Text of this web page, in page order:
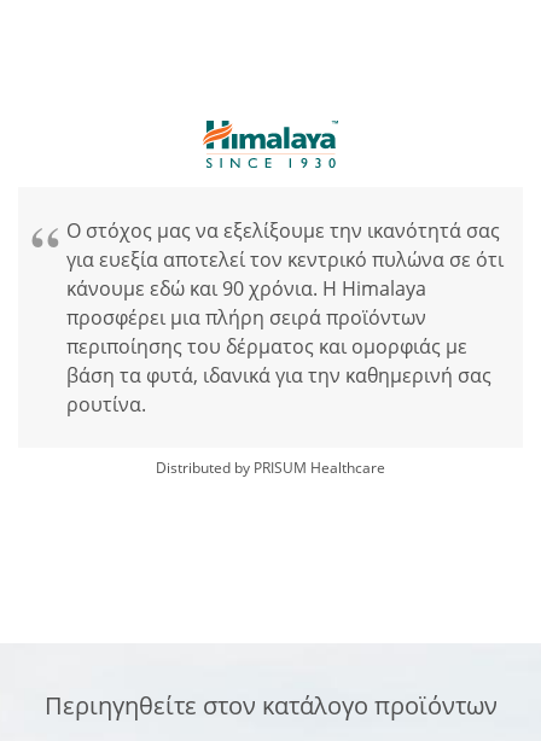
Ο στόχος μας να εξελίξουμε την ικανότητά σας
για ευεξία αποτελεί τον κεντρικό πυλώνα σε ότι
κάνουμε εδώ και 90 χρόνια. Η Himalaya
προσφέρει μια πλήρη σειρά προϊόντων
περιποίησης του δέρματος και ομορφιάς με
βάση τα φυτά, ιδανικά για την καθημερινή σας
ρουτίνα.
Distributed by PRISUM Healthcare
Περιηγηθείτε στον κατάλογο προϊόντων